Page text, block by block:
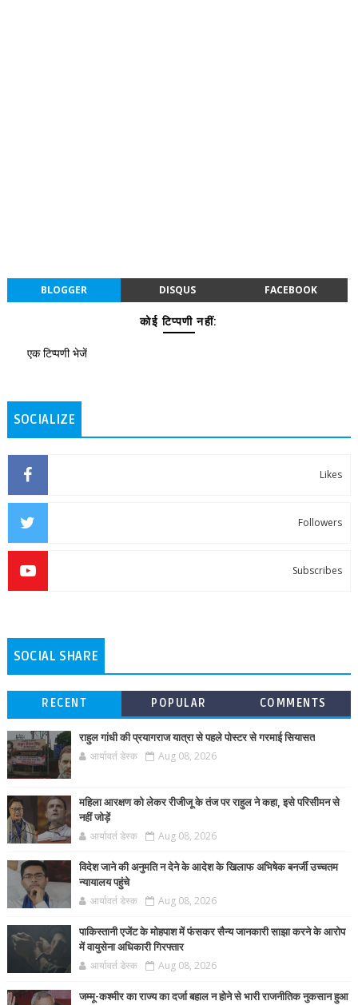
BLOGGER DISQUS FACEBOOK
कोई टिप्पणी नहीं:
एक टिप्पणी भेजें
SOCIALIZE
Likes
Followers
Subscribes
SOCIAL SHARE
RECENT POPULAR COMMENTS
राहुल गांधी की प्रयागराज यात्रा से पहले पोस्टर से गरमाई सियासत
आर्यावर्त डेस्क Aug 08, 2026
महिला आरक्षण को लेकर रीजीजू के तंज पर राहुल ने कहा, इसे परिसीमन से
नहीं जोड़ें
आर्यावर्त डेस्क Aug 08, 2026
विदेश जाने की अनुमति न देने के आदेश के खिलाफ अभिषेक बनर्जी उच्चतम
न्यायालय पहुंचे
आर्यावर्त डेस्क Aug 08, 2026
पाकिस्तानी एजेंट के मोहपाश में फंसकर सैन्य जानकारी साझा करने के आरोप
में वायुसेना अधिकारी गिरफ्तार
आर्यावर्त डेस्क Aug 08, 2026
जम्मू-कश्मीर का राज्य का दर्जा बहाल न होने से भारी राजनीतिक नुकसान हुआ